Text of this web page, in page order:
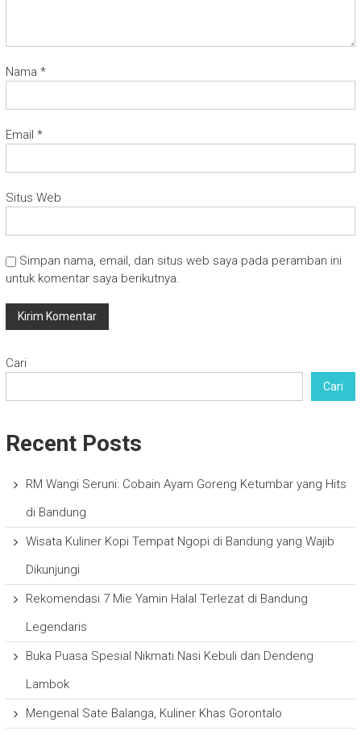
Nama *
Email *
Situs Web
Simpan nama, email, dan situs web saya pada peramban ini
untuk komentar saya berikutnya.
Cari
Cari
Recent Posts
RM Wangi Seruni: Cobain Ayam Goreng Ketumbar yang Hits
di Bandung
Wisata Kuliner Kopi Tempat Ngopi di Bandung yang Wajib
Dikunjungi
Rekomendasi 7 Mie Yamin Halal Terlezat di Bandung
Legendaris
Buka Puasa Spesial Nikmati Nasi Kebuli dan Dendeng
Lambok
Mengenal Sate Balanga, Kuliner Khas Gorontalo